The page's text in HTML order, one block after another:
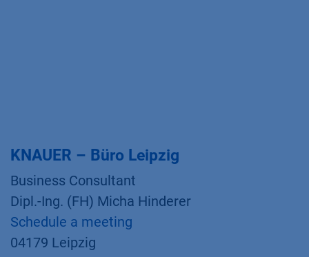
KNAUER – Büro Leipzig
Business Consultant
Dipl.-Ing. (FH) Micha Hinderer
Schedule a meeting
04179 Leipzig